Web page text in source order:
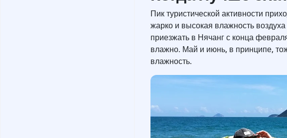
Пик туристической активности
жарко и высокая влажность
приезжать в Нячанг с конца
влажно. Май и июнь, в принципе,
влажность.